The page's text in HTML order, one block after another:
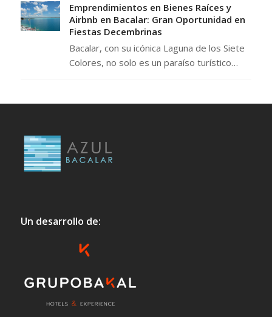
Emprendimientos en Bienes Raíces y
Airbnb en Bacalar: Gran Oportunidad en
Fiestas Decembrinas
Bacalar, con su icónica Laguna de los Siete
Colores, no solo es un paraíso turístico…
Un desarrollo de: